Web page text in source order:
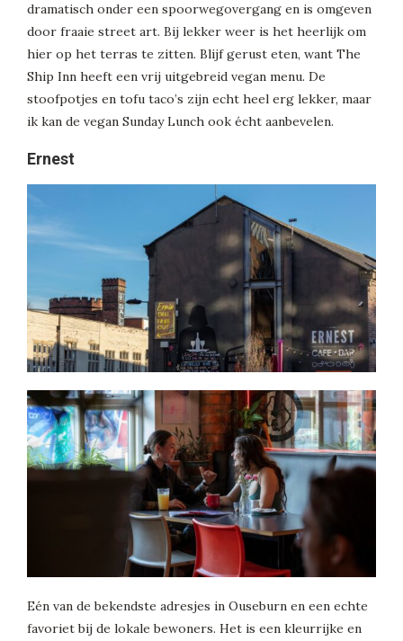
dramatisch onder een spoorwegovergang en is omgeven
door fraaie street art. Bij lekker weer is het heerlijk om
hier op het terras te zitten. Blijf gerust eten, want The
Ship Inn heeft een vrij uitgebreid vegan menu. De
stoofpotjes en tofu taco’s zijn echt heel erg lekker, maar
ik kan de vegan Sunday Lunch ook écht aanbevelen.
Ernest
Eén van de bekendste adresjes in Ouseburn en een echte
favoriet bij de lokale bewoners. Het is een kleurrijke en